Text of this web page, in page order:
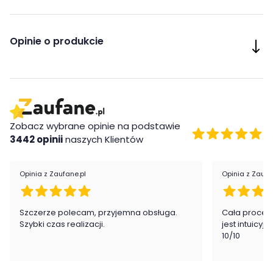
Cechy charakterystyczne
doskonały dodatek do łóżka Drop
Wykonanie
Płyta meblowa
Kontenerek Drop firmy ML Meble jest oryginalnie zapakowany w
paczkach wraz z instrukcją obsługi do samodzielnego
Opinie o produkcie
Zobacz wybrane opinie na podstawie
3442 opiniinaszych Klientów
Opinia z Zaufane.pl
Szczerze polecam, przyjemna obsługa.
Szybki czas realizacji.
Opinia z
Cała
jest
10/10